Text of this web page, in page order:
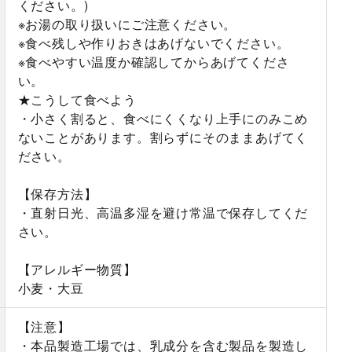
ください。)
※お湯の取り扱いにご注意ください。
※食べ残しや作りおきはあげないでください。
※食べやすい温度か確認してからあげてくださ
い。
★こうして食べよう
・小さく割ると、食べにくくなり上手にのみこめ
ないことがあります。割らずにそのままあげてく
ださい。
【保存方法】
・直射日光、高温多湿を避け常温で保存してくだ
さい。
【アレルギー物質】
小麦・大豆
【注意】
・本品製造工場では、乳成分を含む製品を製造し